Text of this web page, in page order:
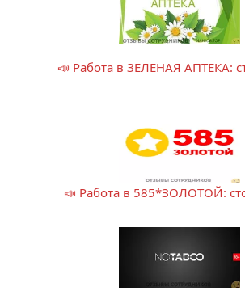
📣 Работа в ЗЕЛЕНАЯ АПТЕКА:
📣 Работа в 585*ЗОЛОТОЙ: